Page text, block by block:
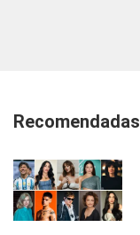
Recomendadas